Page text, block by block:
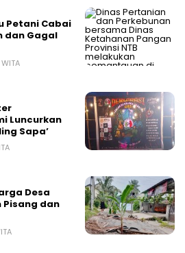
Petani Cabai
dan Gagal
Luncurkan
Sapa’
Desa
Pisang dan